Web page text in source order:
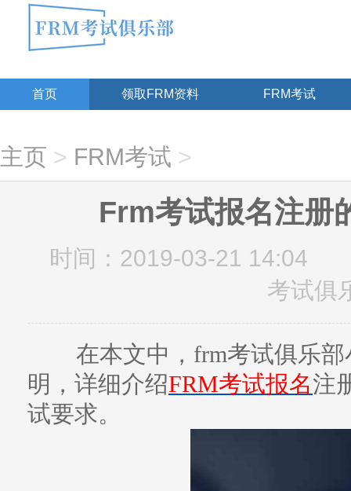
首页 领取FRM资料 FRM考试
主页 > FRM考试 >
Frm考试报名注册
时间：2019-03-21 14:04
考试俱
在本文中，frm考试俱乐
明，详细介绍FRM考试报名注
试要求。